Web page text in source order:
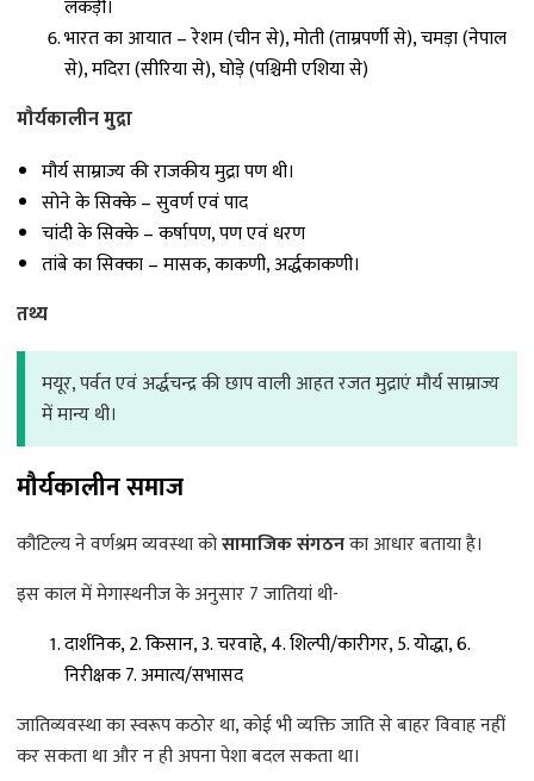
लकड़ी।
भारत का आयात – रेशम (चीन से), मोती (ताम्रपर्णी से), चमड़ा (नेपाल
से), मदिरा (सीरिया से), घोड़े (पश्चिमी एशिया से)
मौर्यकालीन मुद्रा
मौर्य साम्राज्य की राजकीय मुद्रा पण थी।
सोने के सिक्के – सुवर्ण एवं पाद
चांदी के सिक्के – कर्षापण, पण एवं धरण
तांबे का सिक्का – मासक, काकणी, अर्द्धकाकणी।
तथ्य
मयूर, पर्वत एवं अर्द्धचन्द्र की छाप वाली आहत रजत मुद्राएं मौर्य साम्राज्य
में मान्य थी।
मौर्यकालीन समाज
कौटिल्य ने वर्णश्रम व्यवस्था कोसामाजिक संगठनका आधार बताया है।
इस काल में मेगास्थनीज के अनुसार 7 जातियां थी-
दार्शनिक, 2. किसान, 3. चरवाहे, 4. शिल्पी/कारीगर, 5. योद्धा, 6.
निरीक्षक 7. अमात्य/सभासद
जातिव्यवस्था का स्वरूप कठोर था, कोई भी व्यक्ति जाति से बाहर विवाह नहीं
कर सकता था और न ही अपना पेशा बदल सकता था।